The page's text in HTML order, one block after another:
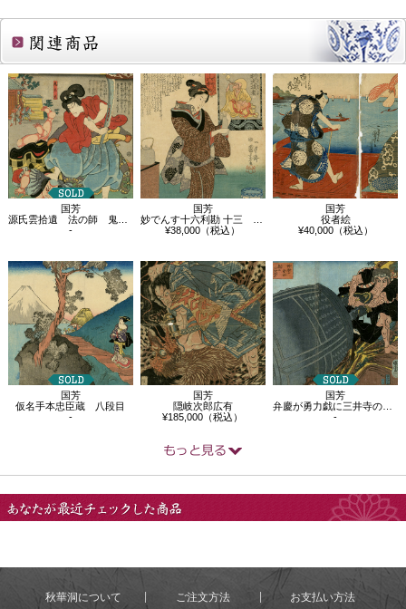
関連商品
国芳
源氏雲拾遺 法の師 鬼若丸 遺四
-
国芳
妙でんす十六利勘 十三 小利大損者
¥38,000（税込）
国芳
役者絵
¥40,000（税込）
国芳
仮名手本忠臣蔵 八段目
-
国芳
隠岐次郎広有
¥185,000（税込）
国芳
弁慶が勇力戯に三井寺の梵鐘を叡山へ引揚…
-
秋華洞について ご注文方法 お支払い方法